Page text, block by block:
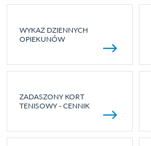
WYKAZ DZIENNYCH
OPIEKUNÓW
ZADASZONY KORT
TENISOWY - CENNIK